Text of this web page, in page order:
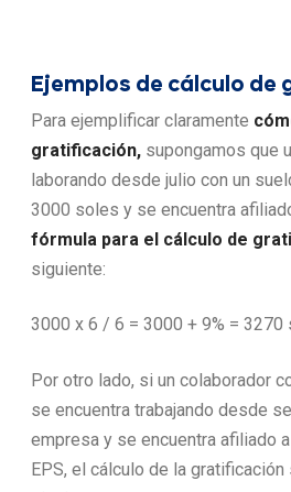
Ejemplos de cálculo
Para ejemplificar claramente
gratificación, supongamos que
laborando desde julio con un
3000 soles y se encuentra
fórmula para el cálculo de
siguiente:
3000 x 6 / 6 = 3000 + 9% = 3270
Por otro lado, si un colaborador
se encuentra trabajando desde
empresa y se encuentra afiliado
EPS, el cálculo de la gratificación